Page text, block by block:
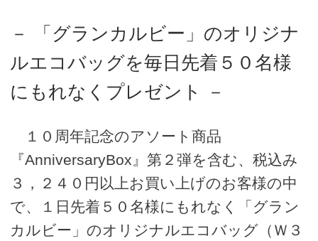
－ 「グランカルビー」のオリジナ
ルエコバッグを毎日先着５０名様
にもれなくプレゼント －
１０周年記念のアソート商品
『AnniversaryBox』第２弾を含む、税込み
３，２４０円以上お買い上げのお客様の中
で、１日先着５０名様にもれなく「グラン
カルビー」のオリジナルエコバッグ（Ｗ３